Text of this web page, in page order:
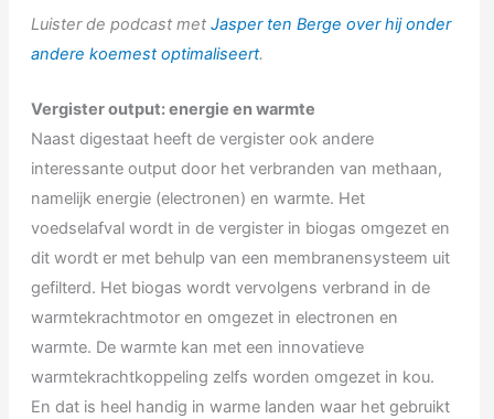
Luister de podcast met Jasper ten Berge over hij onder
andere koemest optimaliseert.
Vergister output: energie en warmte
Naast digestaat heeft de vergister ook andere
interessante output door het verbranden van methaan,
namelijk energie (electronen) en warmte. Het
voedselafval wordt in de vergister in biogas omgezet en
dit wordt er met behulp van een membranensysteem uit
gefilterd. Het biogas wordt vervolgens verbrand in de
warmtekrachtmotor en omgezet in electronen en
warmte. De warmte kan met een innovatieve
warmtekrachtkoppeling zelfs worden omgezet in kou.
En dat is heel handig in warme landen waar het gebruikt